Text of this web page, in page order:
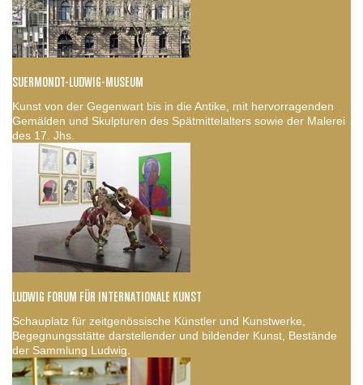
SUERMONDT-LUDWIG-MUSEUM
Kunst von der Gegenwart bis in die Antike, mit hervorragenden
Gemälden und Skulpturen des Spätmittelalters sowie der Malerei
des 17. Jhs.
LUDWIG FORUM FÜR INTERNATIONALE KUNST
Schauplatz für zeitgenössische Künstler und Kunstwerke,
Begegnungsstätte darstellender und bildender Kunst, Bestände
der Sammlung Ludwig.